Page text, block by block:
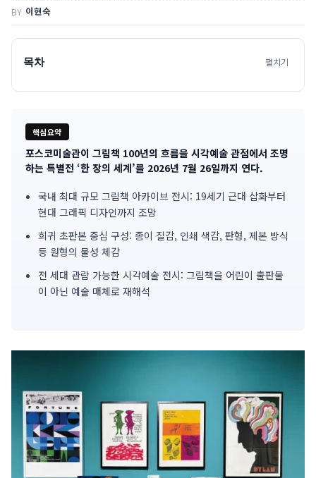
BY 이현숙
목차 펼치기
핵심요약
기
심
포스코미술관이 그림책 100년의 흐름을 시각예술 관점에서 조명
하는 특별전 ‘한 장의 세계’를 2026년 7월 26일까지 연다.
국내 최대 규모 그림책 아카이브 전시: 19세기 근대 삽화부터
현대 그래픽 디자인까지 조망
희귀 초판본 중심 구성: 종이 질감, 인쇄 색감, 판형, 제본 방식
등 원형의 물성 체감
전 세대 관람 가능한 시각예술 전시: 그림책을 어린이 출판물
이 아닌 예술 매체로 재해석